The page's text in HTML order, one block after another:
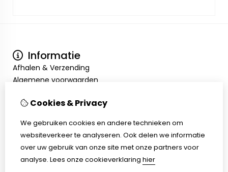
Informatie
Afhalen & Verzending
Algemene voorwaarden
Mijn account
Bestelhistorie
Klantenservice
Contact
Cookies & Privacy
We gebruiken cookies en andere technieken om
websiteverkeer te analyseren. Ook delen we informatie
over uw gebruik van onze site met onze partners voor
analyse. Lees onze cookieverklaring hier